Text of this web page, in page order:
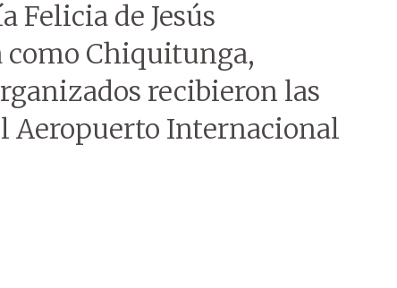
Felicia de Jesús
como Chiquitunga,
recibieron las
Aeropuerto Internacional